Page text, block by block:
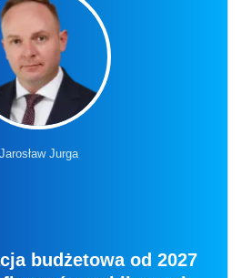
Jarosław Jurga
budżetowa od 2027